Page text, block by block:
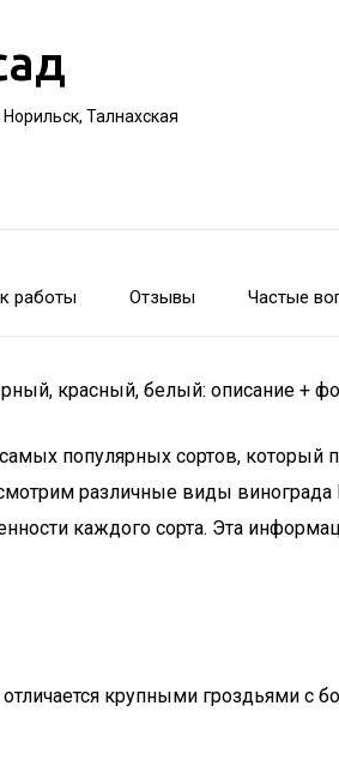
Талнахская
работы Отзывы Частые
красный, белый: описание +
популярных сортов,
различные виды
каждого сорта. Эта
крупными гроздьями с